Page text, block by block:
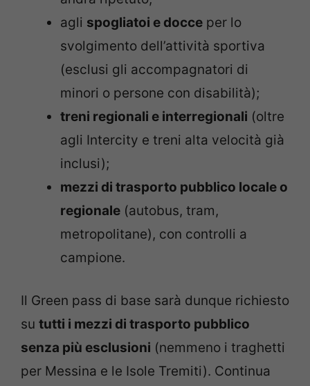
agli spogliatoi e docce per lo
svolgimento dell’attività sportiva
(esclusi gli accompagnatori di
minori o persone con disabilità);
treni regionali e interregionali (oltre
agli Intercity e treni alta velocità già
inclusi);
mezzi di trasporto pubblico locale o
regionale (autobus, tram,
metropolitane), con controlli a
campione.
Il Green pass di base sarà dunque richiesto
su tutti i mezzi di trasporto pubblico
senza più esclusioni (nemmeno i traghetti
per Messina e le Isole Tremiti). Continua